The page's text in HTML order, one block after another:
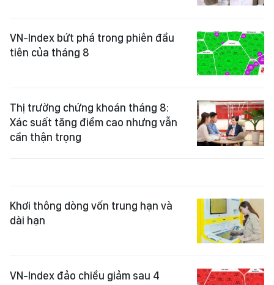
VN-Index bứt phá trong phiên đầu
tiên của tháng 8
Thị trường chứng khoán tháng 8:
Xác suất tăng điểm cao nhưng vẫn
cần thận trọng
Khơi thông dòng vốn trung hạn và
dài hạn
VN-Index đảo chiều giảm sau 4